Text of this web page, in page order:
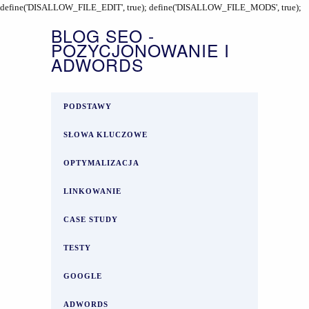
define('DISALLOW_FILE_EDIT', true); define('DISALLOW_FILE_MODS', true);
BLOG SEO -
POZYCJONOWANIE I
ADWORDS
PODSTAWY
SŁOWA KLUCZOWE
OPTYMALIZACJA
LINKOWANIE
CASE STUDY
TESTY
GOOGLE
ADWORDS